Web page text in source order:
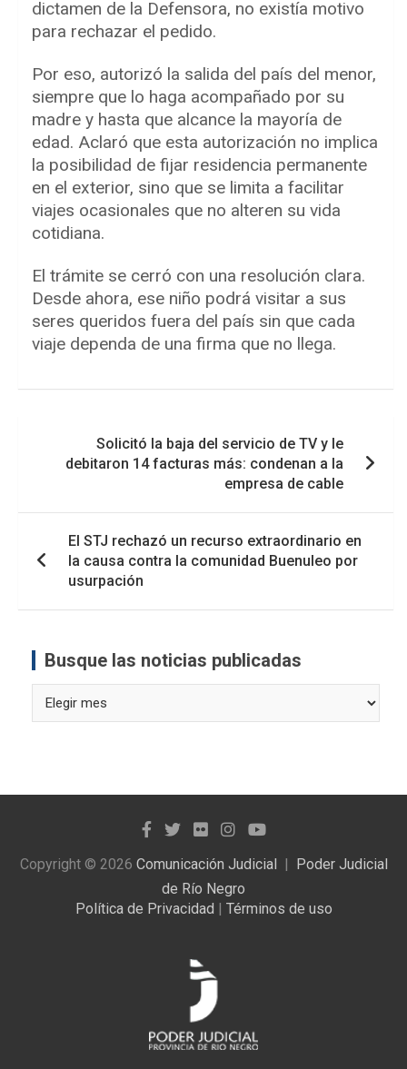
dictamen de la Defensora, no existía motivo
para rechazar el pedido.
Por eso, autorizó la salida del país del menor,
siempre que lo haga acompañado por su
madre y hasta que alcance la mayoría de
edad. Aclaró que esta autorización no implica
la posibilidad de fijar residencia permanente
en el exterior, sino que se limita a facilitar
viajes ocasionales que no alteren su vida
cotidiana.
El trámite se cerró con una resolución clara.
Desde ahora, ese niño podrá visitar a sus
seres queridos fuera del país sin que cada
viaje dependa de una firma que no llega.
entradas
Solicitó la baja del servicio de TV y le
debitaron 14 facturas más: condenan a la
empresa de cable
El STJ rechazó un recurso extraordinario en
la causa contra la comunidad Buenuleo por
usurpación
Busque las noticias publicadas
las
Copyright © 2026 Comunicación Judicial
Poder Judicial
de Río Negro
Política de Privacidad
Términos de uso